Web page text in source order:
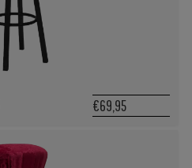
€69,95